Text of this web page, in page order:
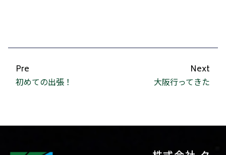
Pre
初めての出張！
Next
大阪行ってきた